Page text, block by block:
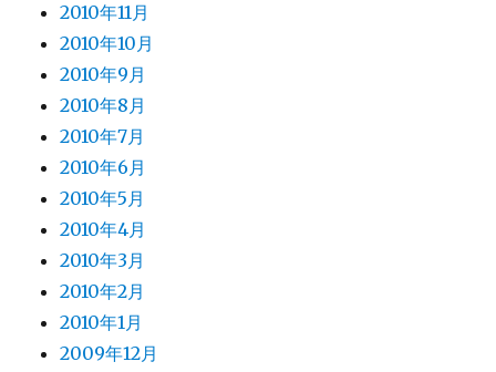
2010年11月
2010年10月
2010年9月
2010年8月
2010年7月
2010年6月
2010年5月
2010年4月
2010年3月
2010年2月
2010年1月
2009年12月